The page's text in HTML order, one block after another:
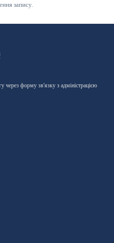
запису.
через форму зв'язку з адміністрацією